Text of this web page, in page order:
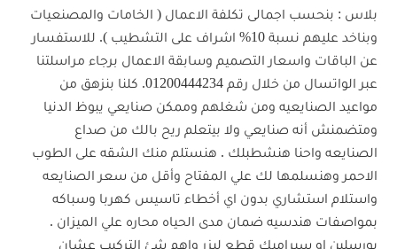
بلاس : بنحسب اجمالى تكلفة الاعمال ( الخامات والمصنعيات
وبناخد عليهم نسبة 10% اشراف على التشطيب ). للاستفسار
عن الباقات واسعار التصميم وسابقة الاعمال برجاء مراسلتنا
عبر الواتسال من خلال رقم 01200444234. كلنا بنزهق من
مواعيد الصنايعيه ومن شغلهم وممكن صنايعي يبوظ الدنيا
ومتضمنش أنه صنايعي ولا بيتعلم ريح بالك من صداع
الصنايعه واحنا هنشطبلك . هنستلم منك الشقه على الطوب
الاحمر وهنسلمها لك علي المفتاح وأقل من سعر الصنايعه
واستلام استشاري بدون اي أخطاء تاسيس كهربا وسباكه
بمواصفات هندسيه ضمان مدى الحياه محاره علي الميزان .
بورسلين او سيراميك قطع ليزر واهم شئ التركيب عشان